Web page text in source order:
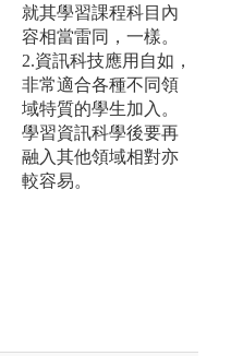
就其學習課程科目內
容相當雷同，一樣。
2.資訊科技應用自如，
非常適合各種不同領
域特質的學生加入。
學習資訊科學後要再
融入其他領域相對亦
較容易。